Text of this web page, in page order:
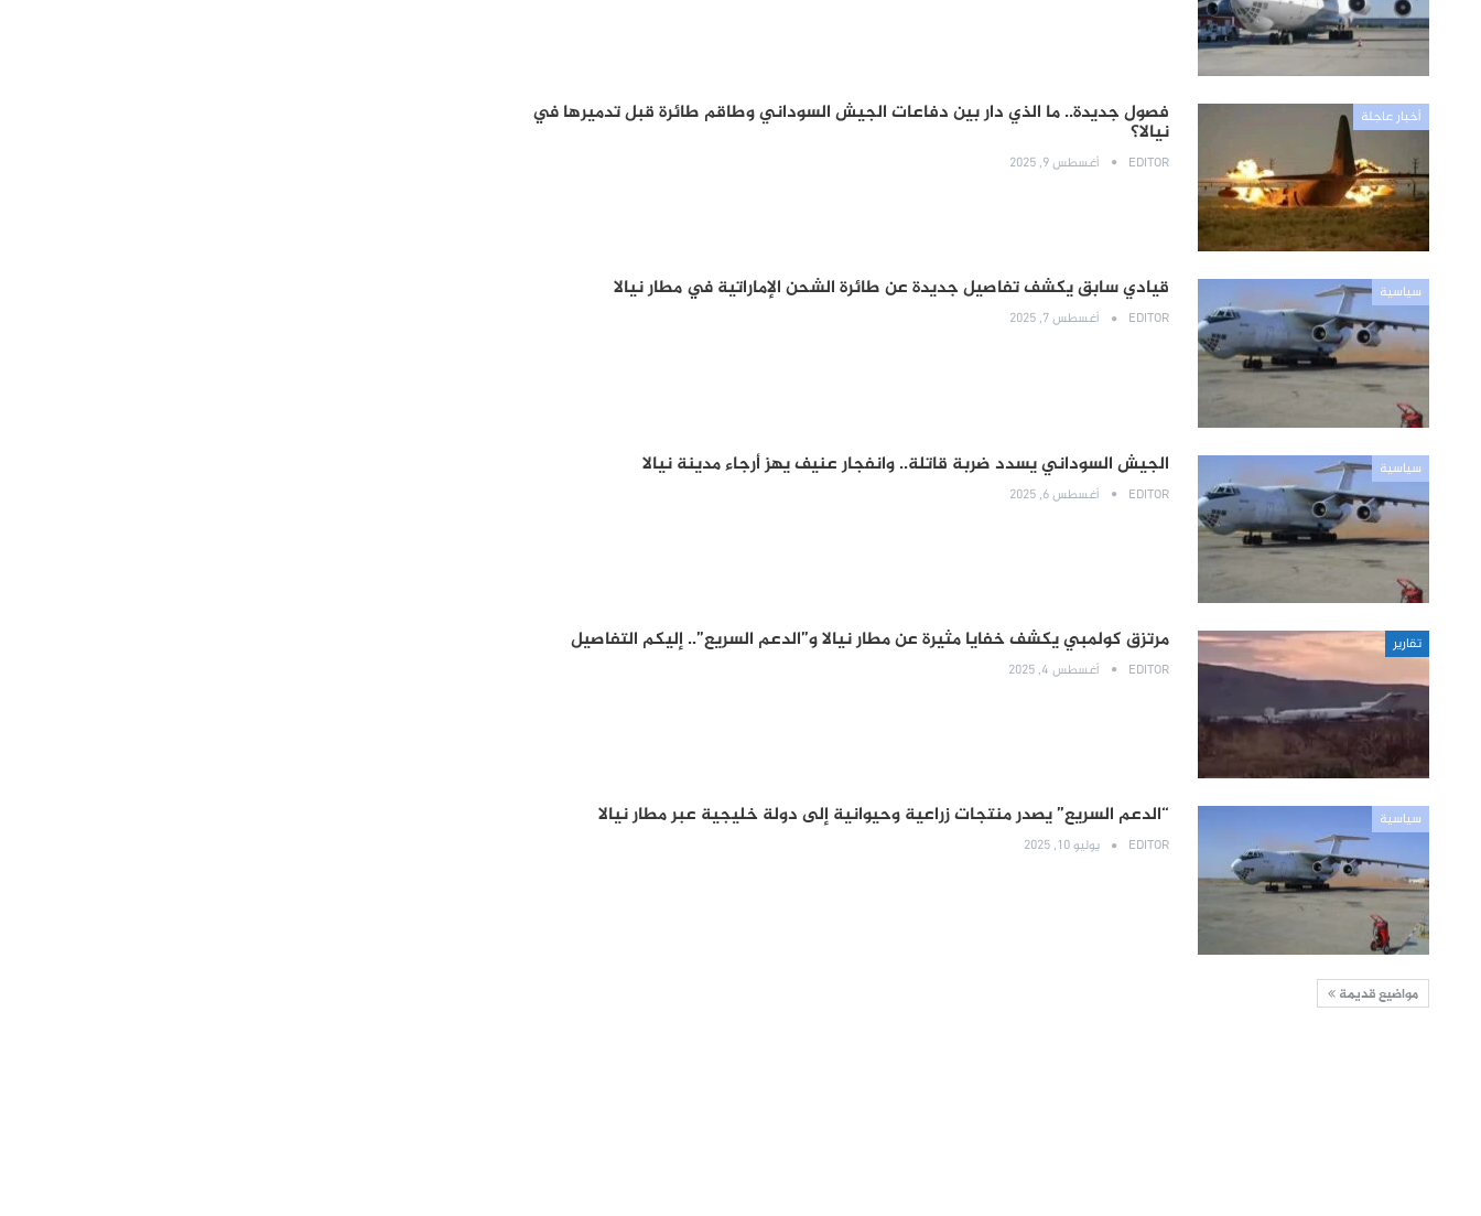
أخبار عاجلة فصول جديدة.. ما الذي دار بين دفاعات الجيش السوداني وطاقم طائرة قبل تدميرها في
نيالا؟
EDITOR أغسطس 9, 2025
سياسية قيادي سابق يكشف تفاصيل جديدة عن طائرة الشحن الإماراتية في مطار نيالا
EDITOR أغسطس 7, 2025
سياسية الجيش السوداني يسدد ضربة قاتلة.. وانفجار عنيف يهز أرجاء مدينة نيالا
EDITOR أغسطس 6, 2025
تقارير مرتزق كولمبي يكشف خفايا مثيرة عن مطار نيالا و”الدعم السريع”.. إليكم التفاصيل
EDITOR أغسطس 4, 2025
سياسية “الدعم السريع” يصدر منتجات زراعية وحيوانية إلى دولة خليجية عبر مطار نيالا
EDITOR يوليو 10, 2025
مواضيع قديمة